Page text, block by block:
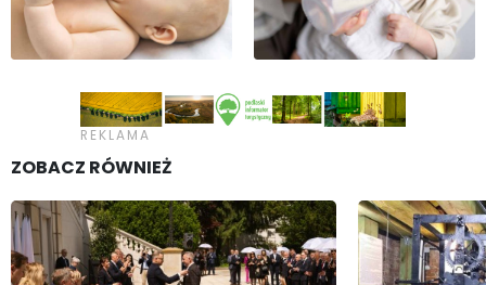
ZOBACZ RÓWNIEŻ